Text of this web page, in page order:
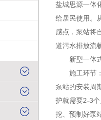
盐城思源一体
给居民使用。
感点，泵站将
道污水排放流
新型一体式
施工环节：
泵站的安装周
护就需要2-3
挖、预制好泵